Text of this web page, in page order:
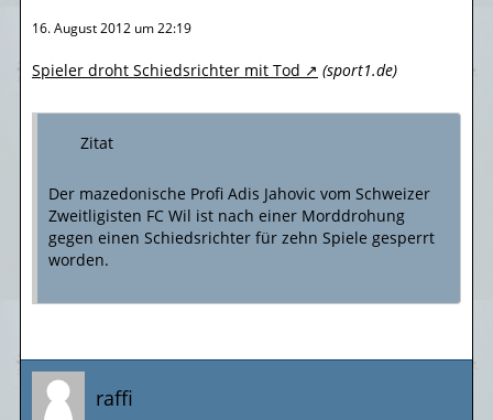
16. August 2012 um 22:19
Spieler droht Schiedsrichter mit Tod (sport1.de)
Zitat
Der mazedonische Profi Adis Jahovic vom Schweizer
Zweitligisten FC Wil ist nach einer Morddrohung
gegen einen Schiedsrichter für zehn Spiele gesperrt
worden.
raffi